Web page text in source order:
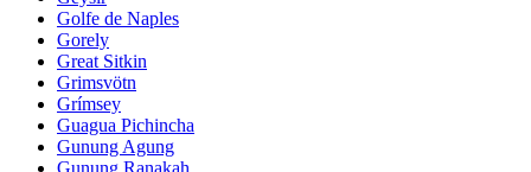
Golfe de Naples
Gorely
Great Sitkin
Grimsvötn
Grímsey
Guagua Pichincha
Gunung Agung